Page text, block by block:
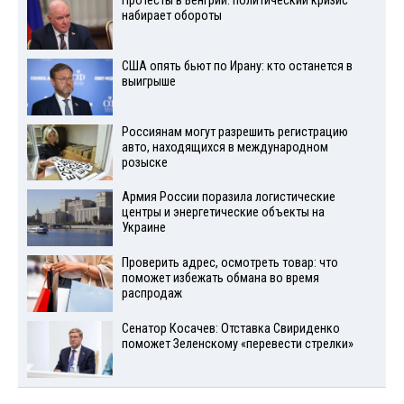
набирает обороты
США опять бьют по Ирану: кто останется в
выигрыше
Россиянам могут разрешить регистрацию
авто, находящихся в международном
розыске
Армия России поразила логистические
центры и энергетические объекты на
Украине
Проверить адрес, осмотреть товар: что
поможет избежать обмана во время
распродаж
Сенатор Косачев: Отставка Свириденко
поможет Зеленскому «перевести стрелки»